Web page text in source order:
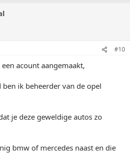
#10
acount aangemaakt,
ben ik beheerder van de opel
je deze geweldige autos zo
bmw of mercedes naast en die